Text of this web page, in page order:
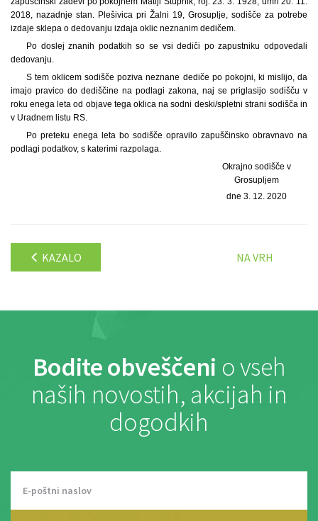
2018, nazadnje stan. Plešivica pri Žalni 19, Grosuplje, sodišče za potrebe
izdaje sklepa o dedovanju izdaja oklic neznanim dedičem.
Po doslej znanih podatkih so se vsi dediči po zapustniku odpovedali
dedovanju.
S tem oklicem sodišče poziva neznane dediče po pokojni, ki mislijo, da
imajo pravico do dediščine na podlagi zakona, naj se priglasijo sodišču v
roku enega leta od objave tega oklica na sodni deski/spletni strani sodišča in
v Uradnem listu RS.
Po preteku enega leta bo sodišče opravilo zapuščinsko obravnavo na
podlagi podatkov, s katerimi razpolaga.
Okrajno sodišče v
Grosupljem
dne 3. 12. 2020
KAZALO NA VRH
Bodite obveščeni o vseh
naših novostih, akcijah in
dogodkih